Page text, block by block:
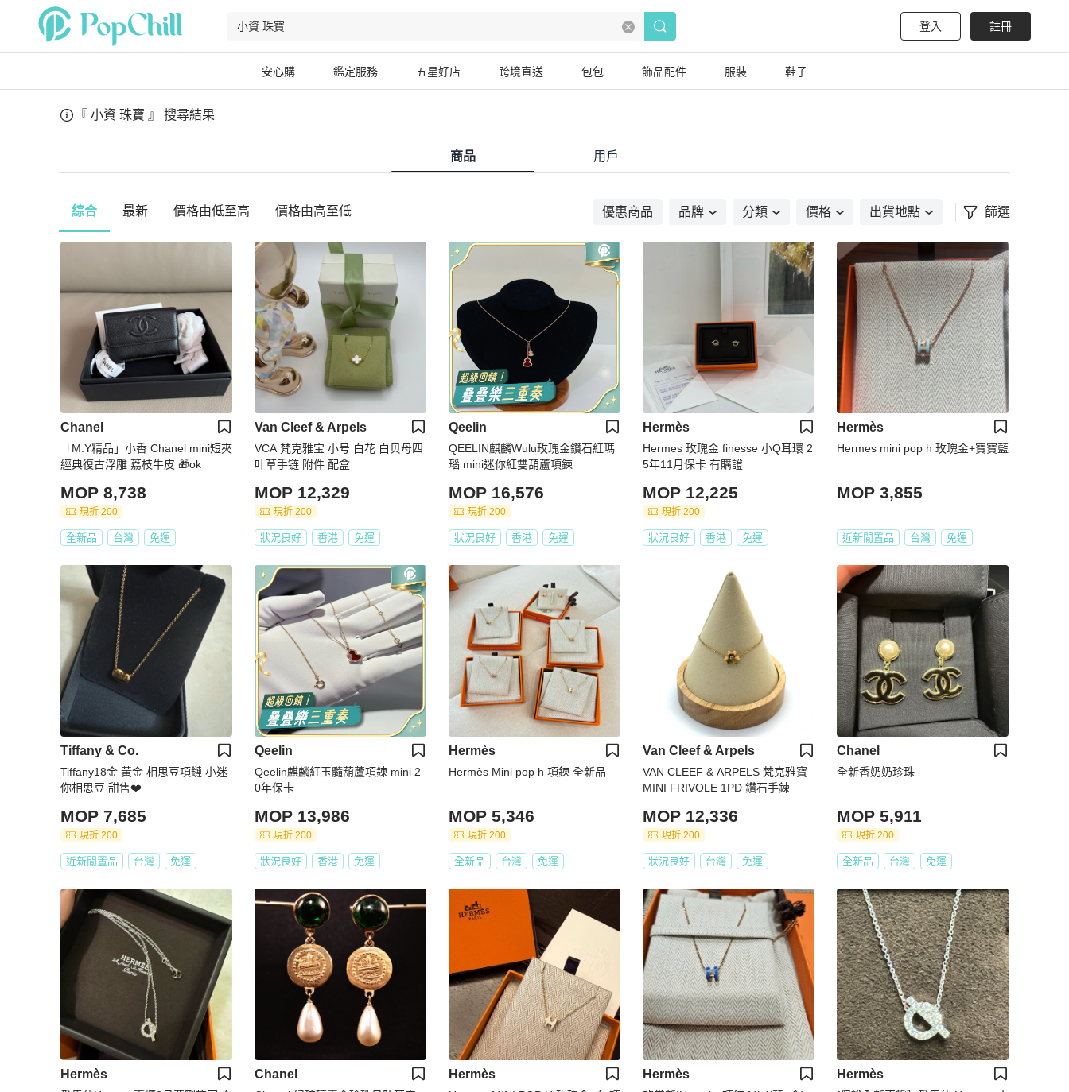
登入 註冊
安心購 鑑定服務 五星好店 跨境直送 包包 飾品配件 服裝 鞋子
『 小資 珠寶 』 搜尋結果
商品 用戶
綜合 最新 價格由低至高 價格由高至低 優惠商品 品牌 分類 價格 出貨地點 篩選
Chanel
「M.Y精品」小香 Chanel mini短夾
經典復古浮雕 荔枝牛皮 🎁ok
MOP 8,738
現折 200
全新品 台灣 免運
Van Cleef & Arpels
VCA 梵克雅宝 小号 白花 白贝母四
叶草手链 附件 配盒
MOP 12,329
現折 200
狀況良好 香港 免運
Qeelin
QEELIN麒麟Wulu玫瑰金鑽石紅瑪
瑙 mini迷你紅雙葫蘆項鍊
MOP 16,576
現折 200
狀況良好 香港 免運
Hermès
Hermes 玫瑰金 finesse 小Q耳環 2
5年11月保卡 有購證
MOP 12,225
現折 200
狀況良好 香港 免運
Hermès
Hermes mini pop h 玫瑰金+寶寶藍
MOP 3,855
近新閒置品 台灣 免運
Tiffany & Co.
Tiffany18金 黃金 相思豆項鏈 小迷
你相思豆 甜售❤️
MOP 7,685
現折 200
近新閒置品 台灣 免運
Qeelin
Qeelin麒麟紅玉髓葫蘆項鍊 mini 2
0年保卡
MOP 13,986
現折 200
狀況良好 香港 免運
Hermès
Hermès Mini pop h 項鍊 全新品
MOP 5,346
現折 200
全新品 台灣 免運
Van Cleef & Arpels
VAN CLEEF & ARPELS 梵克雅寶
MINI FRIVOLE 1PD 鑽石手鍊
MOP 12,336
現折 200
狀況良好 台灣 免運
Chanel
全新香奶奶珍珠
MOP 5,911
現折 200
全新品 台灣 免運
Hermès Chanel Hermès Hermès Hermès